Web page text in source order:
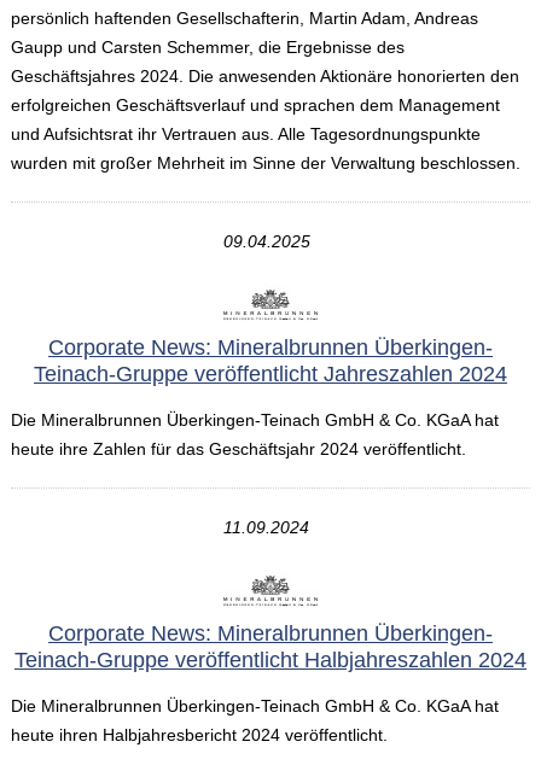
persönlich haftenden Gesellschafterin, Martin Adam, Andreas
Gaupp und Carsten Schemmer, die Ergebnisse des
Geschäftsjahres 2024. Die anwesenden Aktionäre honorierten den
erfolgreichen Geschäftsverlauf und sprachen dem Management
und Aufsichtsrat ihr Vertrauen aus. Alle Tagesordnungspunkte
wurden mit großer Mehrheit im Sinne der Verwaltung beschlossen.
09.04.2025
Corporate News: Mineralbrunnen Überkingen-
Teinach-Gruppe veröffentlicht Jahreszahlen 2024
Die Mineralbrunnen Überkingen-Teinach GmbH & Co. KGaA hat
heute ihre Zahlen für das Geschäftsjahr 2024 veröffentlicht.
11.09.2024
Corporate News: Mineralbrunnen Überkingen-
Teinach-Gruppe veröffentlicht Halbjahreszahlen 2024
Die Mineralbrunnen Überkingen-Teinach GmbH & Co. KGaA hat
heute ihren Halbjahresbericht 2024 veröffentlicht.